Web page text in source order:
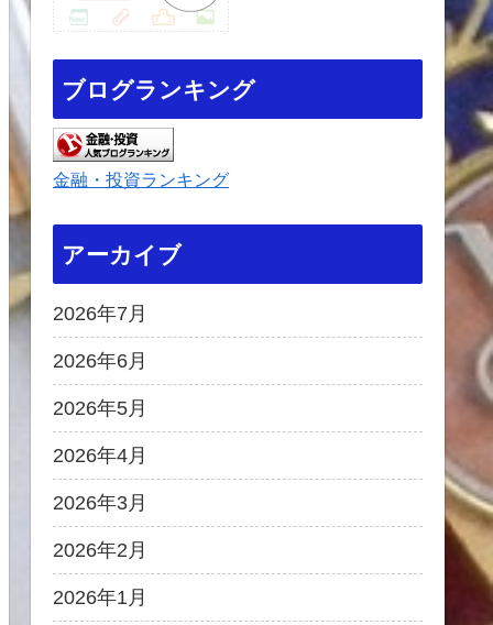
ブログランキング
金融・投資ランキング
アーカイブ
2026年7月
2026年6月
2026年5月
2026年4月
2026年3月
2026年2月
2026年1月